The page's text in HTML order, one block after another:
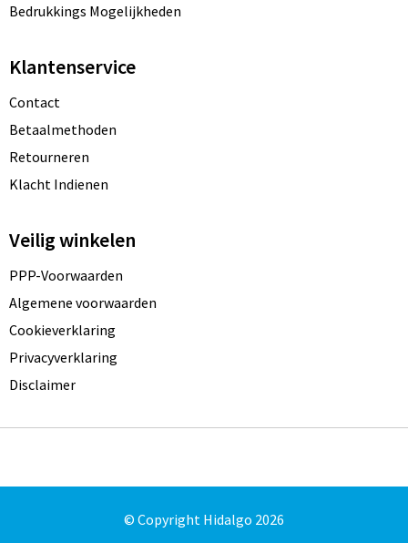
Bedrukkings Mogelijkheden
Klantenservice
Contact
Betaalmethoden
Retourneren
Klacht Indienen
Veilig winkelen
PPP-Voorwaarden
Algemene voorwaarden
Cookieverklaring
Privacyverklaring
Disclaimer
© Copyright Hidalgo 2026